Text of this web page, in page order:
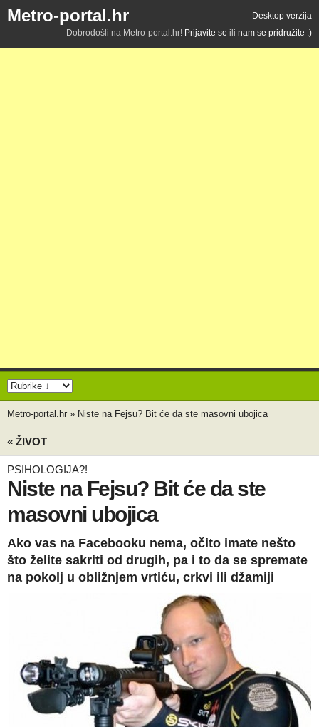
Metro-portal.hr
Desktop verzija
Dobrodošli na Metro-portal.hr! Prijavite se ili nam se pridružite :)
Metro-portal.hr » Niste na Fejsu? Bit će da ste masovni ubojica
« ŽIVOT
PSIHOLOGIJA?!
Niste na Fejsu? Bit će da ste
masovni ubojica
Ako vas na Facebooku nema, očito imate nešto
što želite sakriti od drugih, pa i to da se spremate
na pokolj u obližnjem vrtiću, crkvi ili džamiji